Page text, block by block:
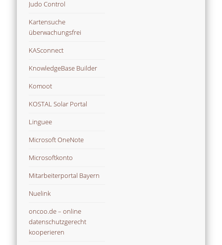
Judo Control
Kartensuche
überwachungsfrei
KASconnect
KnowledgeBase Builder
Komoot
KOSTAL Solar Portal
Linguee
Microsoft OneNote
Microsoftkonto
Mitarbeiterportal Bayern
Nuelink
oncoo.de – online
datenschutzgerecht
kooperieren